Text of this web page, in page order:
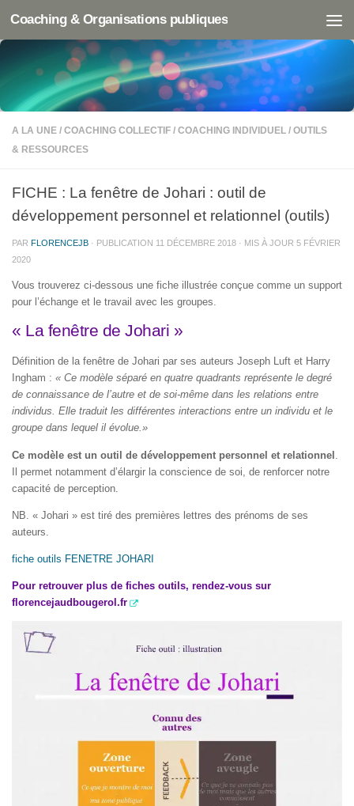
Coaching & Organisations publiques
A LA UNE / COACHING COLLECTIF / COACHING INDIVIDUEL / OUTILS
& RESSOURCES
FICHE : La fenêtre de Johari : outil de
développement personnel et relationnel (outils)
PAR FLORENCEJB · PUBLICATION 11 DÉCEMBRE 2018 · MIS À JOUR 5 FÉVRIER
2020
Vous trouverez ci-dessous une fiche illustrée conçue comme un support
pour l’échange et le travail avec les groupes.
« La fenêtre de Johari »
Définition de la fenêtre de Johari par ses auteurs Joseph Luft et Harry
Ingham : « Ce modèle séparé en quatre quadrants représente le degré
de connaissance de l’autre et de soi-même dans les relations entre
individus. Elle traduit les différentes interactions entre un individu et le
groupe dans lequel il évolue.»
Ce modèle est un outil de développement personnel et relationnel
Il permet notamment d’élargir la conscience de soi, de renforcer notre
capacité de perception.
NB. « Johari » est tiré des premières lettres des prénoms de ses
auteurs.
fiche outils FENETRE JOHARI
Pour retrouver plus de fiches outils, rendez-vous sur
florencejaudbougerol.fr